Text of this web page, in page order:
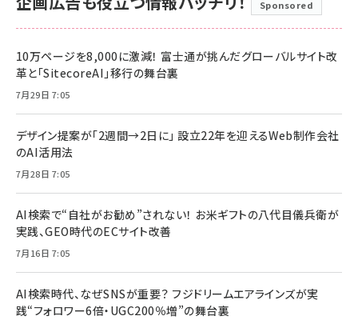
Sponsored
10万ページを8,000に激減！ 富士通が挑んだグローバルサイト改
革と「SitecoreAI」移行の舞台裏
7月29日 7:05
デザイン提案が「2週間→2日に」 設立22年を迎えるWeb制作会社
のAI活用法
7月28日 7:05
AI検索で“自社がお勧め”されない！ お米ギフトの八代目儀兵衛が
実践、GEO時代のECサイト改善
7月16日 7:05
AI検索時代、なぜSNSが重要？ フジドリームエアラインズが実
践“フォロワー6倍・UGC200％増”の舞台裏